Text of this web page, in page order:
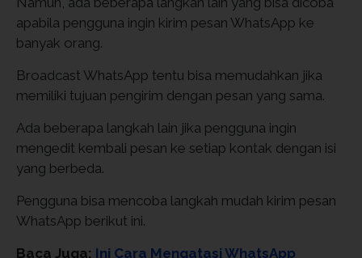
apabila pengguna ingin kirim pesan WhatsApp ke
banyak orang.
Broadcast WhatsApp tentu bisa memudahkan jika
memiliki tujuan pengirim dengan pesan yang sama.
Ada beberapa langkah lain jika pengguna ingin
mengedit kembali pesan ke setiap kontak dengan isi
yang berbeda.
Pengguna bisa mencoba langkah mudah kirim pesan
WhatsApp berikut ini.
Baca Juga: Ini Cara Mengatasi WhatsApp